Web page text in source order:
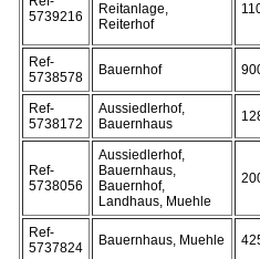
5739216
Reitanlage,
Reiterhof
Ref-
5738578
Bauernhof
Ref-
5738172
Aussiedlerhof,
Bauernhaus
Ref-
5738056
Aussiedlerhof,
Bauernhaus,
Bauernhof,
Landhaus, Muehle
Ref-
5737824
Bauernhaus, Muehle